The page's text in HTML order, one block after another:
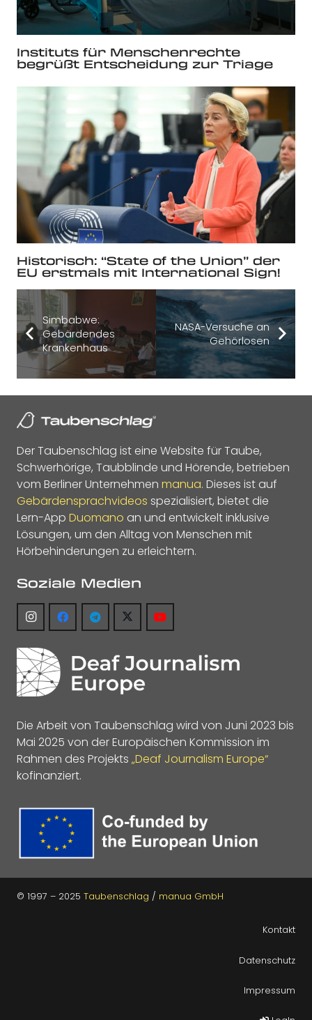
Instituts für Menschenrechte
begrüßt Entscheidung zur Triage
Historisch: “State of the Union” der
EU erstmals mit International Sign!
Simbabwe:
Gebärdendes
Krankenhaus
NASA-Versuche an
Gehörlosen
Der Taubenschlag ist eine Website für Taube,
Schwerhörige, Taubblinde und Hörende, betrieben
vom Berliner Unternehmen manua. Dieses ist auf
Gebärdensprachvideos spezialisiert, bietet die
Lern-App Duomano an und entwickelt inklusive
Lösungen, um den Alltag von Menschen mit
Hörbehinderungen zu erleichtern.
Soziale Medien
Die Arbeit von Taubenschlag wird von Juni 2023 bis
Mai 2025 von der Europäischen Kommission im
Rahmen des Projekts „Deaf Journalism Europe“
kofinanziert.
© 1997 – 2025 Taubenschlag / manua GmbH
Kontakt
Datenschutz
Impressum